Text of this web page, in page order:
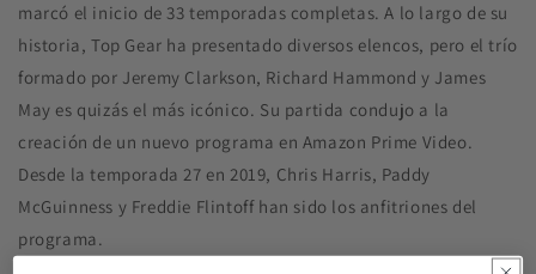
marcó el inicio de 33 temporadas completas. A lo largo de su
historia, Top Gear ha presentado diversos elencos, pero el trío
formado por Jeremy Clarkson, Richard Hammond y James
May es quizás el más icónico. Su partida condujo a la
creación de un nuevo programa en Amazon Prime Video.
Desde la temporada 27 en 2019, Chris Harris, Paddy
McGuinness y Freddie Flintoff han sido los anfitriones del
programa.